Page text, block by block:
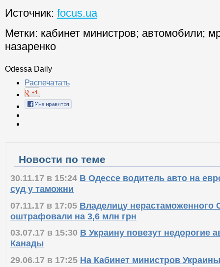
Источник: focus.ua
Метки: кабинет министров; автомобили;
назаренко
Odessa Daily
Распечатать
Новости по теме
30.11.17 в 15:24 В Одессе водитель авто на
суд у таможни
07.11.17 в 17:05 Владелицу нерастаможенного
оштрафовали на 3,6 млн грн
03.07.17 в 15:30 В Украину повезут недорогие
Канады